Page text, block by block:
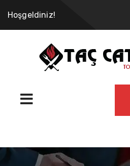
Hoşgeldiniz!